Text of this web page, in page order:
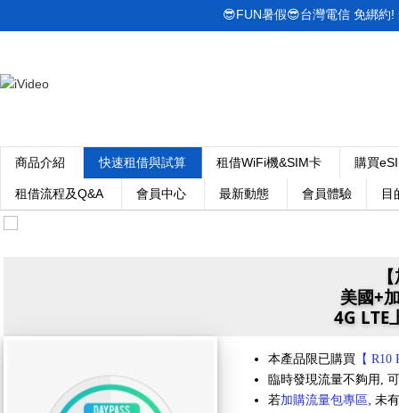
商品介紹 快速租借與試算 租借WiFi機&SIM卡 購買
租借流程及Q&A 會員中心 最新動態 會員體驗 目
😎FUN暑假😎台灣電信 免綁約
美國+
4G LTE
本產品限已購買 【
臨時發現流量不夠用,
若加購流量包專區 , 未